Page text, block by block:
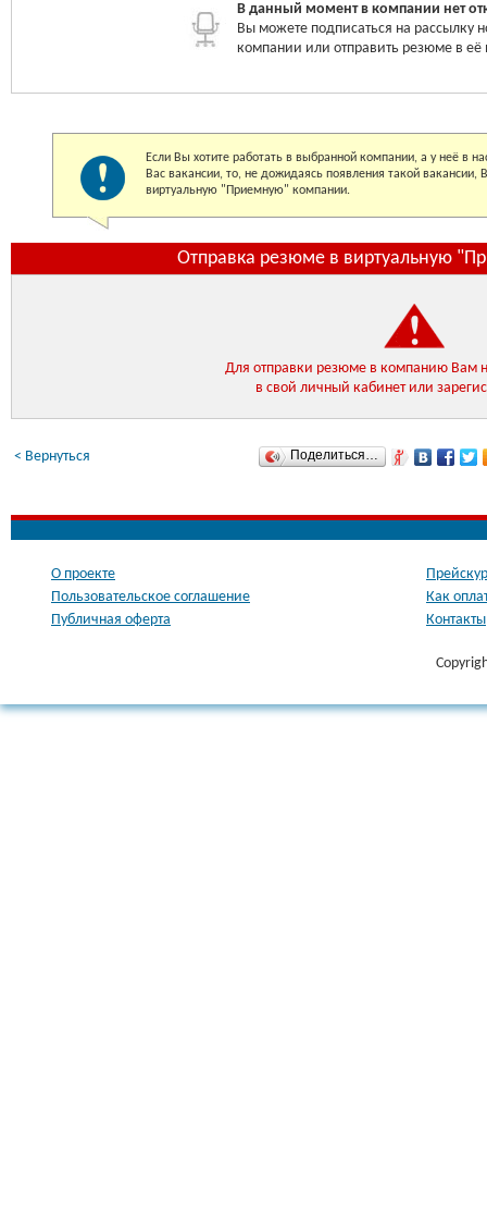
В данный момент в компании нет
Вы можете подписаться на рассылку
компании или отправить резюме в
Если Вы хотите работать в выбранной компании, а у неё в
Вас вакансии, то, не дожидаясь появления такой
виртуальную "Приемную" компании.
Отправка резюме в виртуальную
Для отправки резюме в компанию Вам
в свой личный кабинет или
< Вернуться Поделиться…
О проекте
Пользовательское соглашение
Публичная оферта
Как
Контакты